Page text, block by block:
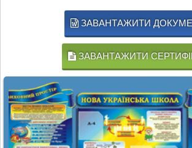
ЗАВАНТАЖИТИ
ЗАВАНТАЖИТИ